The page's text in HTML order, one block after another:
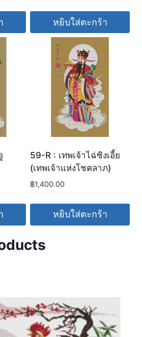
หยิบใส่ตะกร้า
59-R : เทพเจ้าไฉ่ซิงเอี้ย
(เทพเจ้าแห่งโชคลาภ)
฿1,400.00
หยิบใส่ตะกร้า